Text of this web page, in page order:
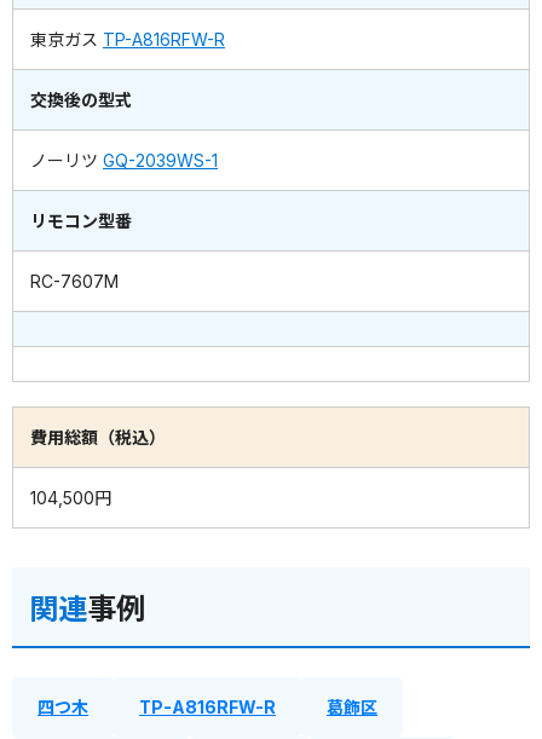
東京ガス TP-A816RFW-R
交換後の型式
ノーリツ GQ-2039WS-1
リモコン型番
RC-7607M
費用総額（税込）
104,500円
関連事例
四つ木 TP-A816RFW-R 葛飾区